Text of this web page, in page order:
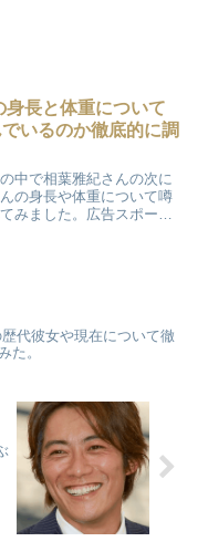
身長と体重について
いるのか徹底的に調
中で相葉雅紀さんの次に
の身長や体重について噂
みました。広告スポーツ
代彼女や現在について徹
た。